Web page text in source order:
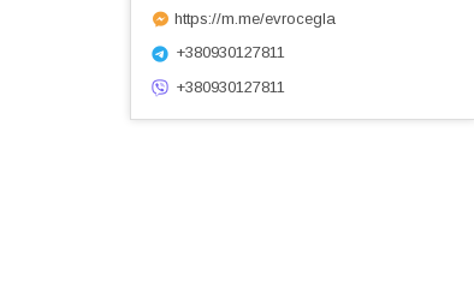
https://m.me/evrocegla
+380930127811
+380930127811